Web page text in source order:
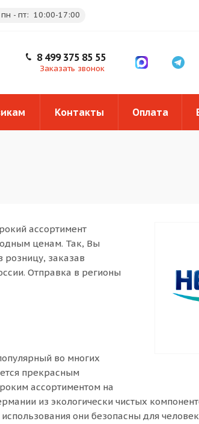
пн - пт: 10:00-17:00
8 499 375 85 55
Заказать звонок
Контакты Оплата
ассортимент
ценам. Так, Вы
заказав
Отправка в регионы
во многих
прекрасным
ассортиментом на
из экологически чистых
они безопасны для